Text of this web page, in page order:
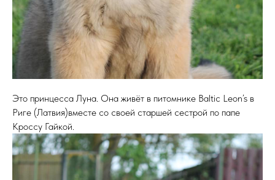
Это принцесса Луна. Она живёт в питомнике Baltic Leon’s в
Риге (Латвия)вместе со своей старшей сестрой по папе
Кроссу Гайкой.